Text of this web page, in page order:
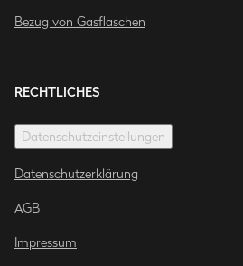
Bezug von Gasflaschen
RECHTLICHES
Datenschutzeinstellungen
Datenschutzerklärung
AGB
Impressum